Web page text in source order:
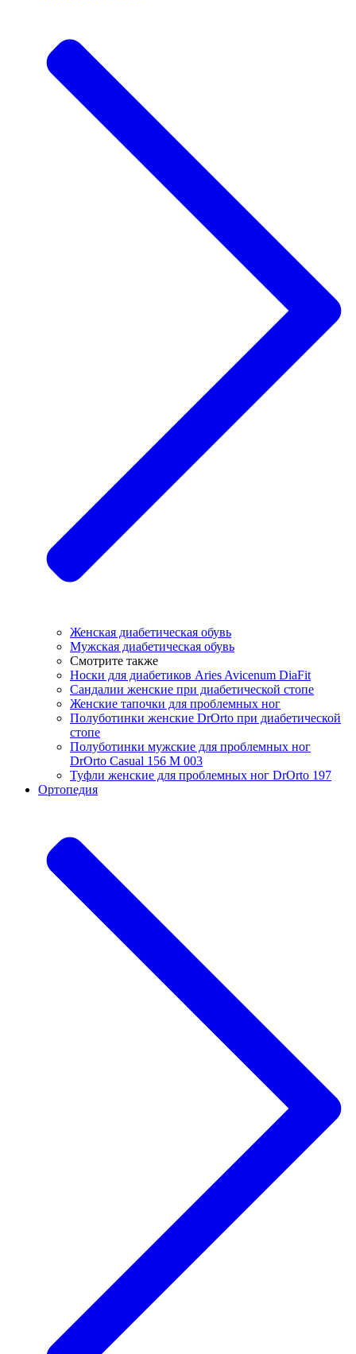
Женская диабетическая обувь
Мужская диабетическая обувь
Смотрите также
Носки для диабетиков Aries Avicenum DiaFit
Сандалии женские при диабетической стопе
Женские тапочки для проблемных ног
Полуботинки женские DrOrto при диабетической
стопе
Полуботинки мужские для проблемных ног
DrOrto Casual 156 M 003
Туфли женские для проблемных ног DrOrto 197
Ортопедия